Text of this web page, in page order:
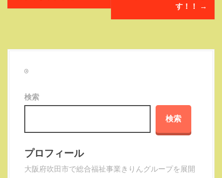
す！！
→
検索
検索
プロフィール
大阪府吹田市で総合福祉事業きりんグループを展開